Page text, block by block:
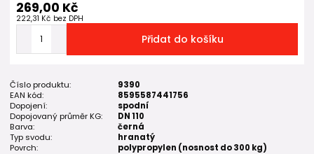
269,00 Kč
222,31 Kč bez DPH
Přidat do košíku
Číslo produktu:
9390
EAN kód:
8595587441756
Dopojení:
spodní
Dopojovaný průměr KG:
DN 110
Barva:
černá
Typ svodu:
hranatý
Povrch:
polypropylen (nosnost do 300 kg)